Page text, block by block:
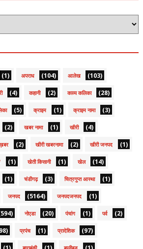
(1) अपराध (104) आलेख (103)
(4) कहानी (2) काव्य कलिका (28)
(5) क्राइम (1) क्राइम नामा (3)
(2) खबर नामा (1) खीरी (4)
(2) खीरी खबरनामा (2) खीरी जनपद (1)
(1) खेती किसानी (1) खेल (14)
(1) चंडीगढ़ (3) चित्रगुप्त आस्था (1)
जनपद (5164) जनपदजनपद (1)
नोएडा (20) पंचांग (1) पर्व (2)
प्रपंच (1) प्रादेशिक (97)